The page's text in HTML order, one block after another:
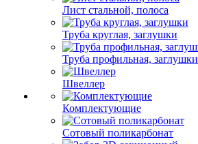
Лист стальной, полоса
Труба круглая, заглушки
Труба профильная, заглушки
Швеллер
Комплектующие
Сотовый поликарбонат